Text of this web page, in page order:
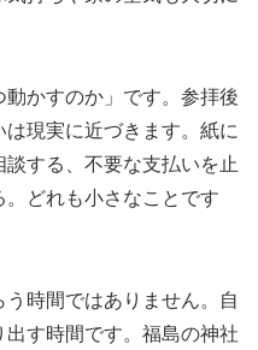
かすのか」です。参拝後
現実に近づきます。紙に
する、不要な支払いを止
どれも小さなことです
時間ではありません。自
す時間です。福島の神社